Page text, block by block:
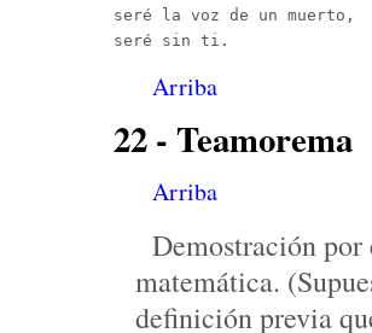
seré la voz de un muerto,
Arriba
22 - Teamorema
Arriba
Demostración por
matemática.
definición previa